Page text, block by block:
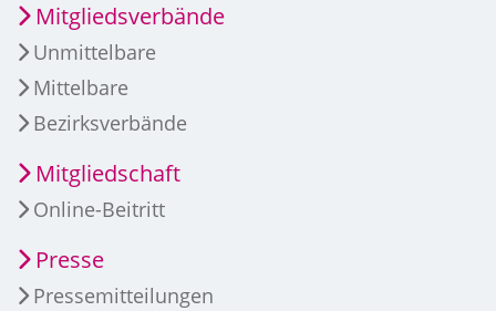
Mitgliedsverbände
Unmittelbare
Mittelbare
Bezirksverbände
Mitgliedschaft
Online-Beitritt
Presse
Pressemitteilungen